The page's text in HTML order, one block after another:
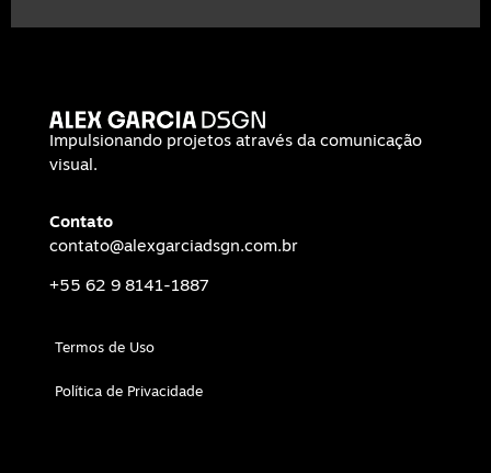
Impulsionando projetos através da comunicação
visual.
Contato
contato@alexgarciadsgn.com.br
+55 62 9 8141-1887
Termos de Uso
Política de Privacidade